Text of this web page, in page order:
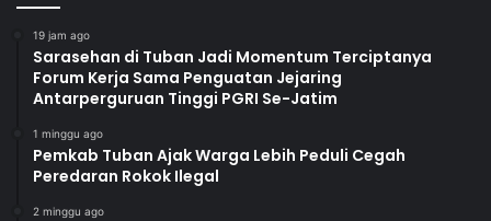
19 jam ago
Sarasehan di Tuban Jadi Momentum Terciptanya
Forum Kerja Sama Penguatan Jejaring
Antarperguruan Tinggi PGRI Se-Jatim
1 minggu ago
Pemkab Tuban Ajak Warga Lebih Peduli Cegah
Peredaran Rokok Ilegal
2 minggu ago